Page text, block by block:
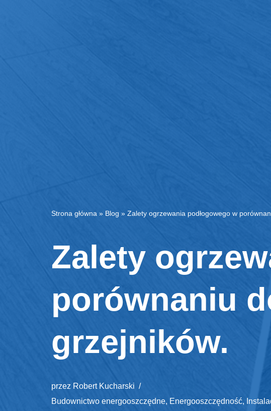
Strona główna » Blog » Zalety ogrzewania podłogowego w
Zalety
porównaniu
grzejników.
przez Robert Kucharski
Budownictwo energooszczędne, Energooszczędność,